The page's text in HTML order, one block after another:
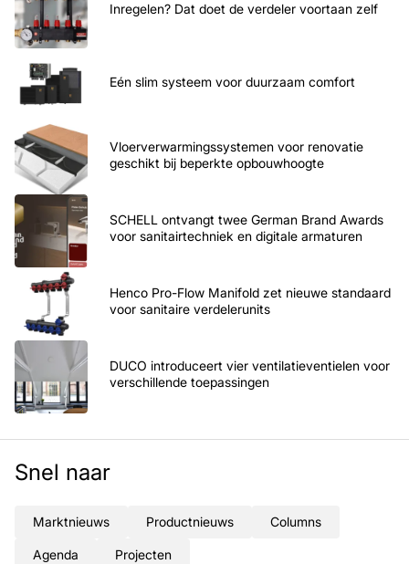
Inregelen? Dat doet de verdeler voortaan zelf
Eén slim systeem voor duurzaam comfort
Vloerverwarmingssystemen voor renovatie
geschikt bij beperkte opbouwhoogte
SCHELL ontvangt twee German Brand Awards
voor sanitairtechniek en digitale armaturen
Henco Pro-Flow Manifold zet nieuwe standaard
voor sanitaire verdelerunits
DUCO introduceert vier ventilatieventielen voor
verschillende toepassingen
Snel naar
Marktnieuws Productnieuws Columns
Agenda Projecten